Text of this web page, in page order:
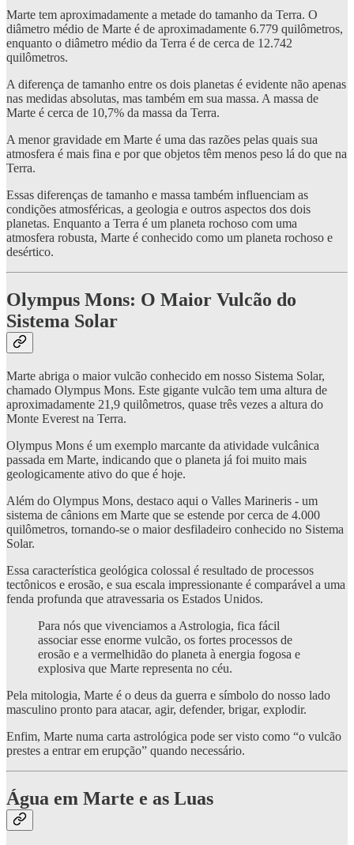
Marte tem aproximadamente a metade do tamanho da Terra. O
diâmetro médio de Marte é de aproximadamente 6.779 quilômetros,
enquanto o diâmetro médio da Terra é de cerca de 12.742
quilômetros.
A diferença de tamanho entre os dois planetas é evidente não apenas
nas medidas absolutas, mas também em sua massa. A massa de
Marte é cerca de 10,7% da massa da Terra.
A menor gravidade em Marte é uma das razões pelas quais sua
atmosfera é mais fina e por que objetos têm menos peso lá do que na
Terra.
Essas diferenças de tamanho e massa também influenciam as
condições atmosféricas, a geologia e outros aspectos dos dois
planetas. Enquanto a Terra é um planeta rochoso com uma
atmosfera robusta, Marte é conhecido como um planeta rochoso e
desértico.
Olympus Mons: O Maior Vulcão do
Sistema Solar
Marte abriga o maior vulcão conhecido em nosso Sistema Solar,
chamado Olympus Mons. Este gigante vulcão tem uma altura de
aproximadamente 21,9 quilômetros, quase três vezes a altura do
Monte Everest na Terra.
Olympus Mons é um exemplo marcante da atividade vulcânica
passada em Marte, indicando que o planeta já foi muito mais
geologicamente ativo do que é hoje.
Além do Olympus Mons, destaco aqui o Valles Marineris - um
sistema de cânions em Marte que se estende por cerca de 4.000
quilômetros, tornando-se o maior desfiladeiro conhecido no Sistema
Solar.
Essa característica geológica colossal é resultado de processos
tectônicos e erosão, e sua escala impressionante é comparável a uma
fenda profunda que atravessaria os Estados Unidos.
Para nós que vivenciamos a Astrologia, fica fácil
associar esse enorme vulcão, os fortes processos de
erosão e a vermelhidão do planeta à energia fogosa e
explosiva que Marte representa no céu.
Pela mitologia, Marte é o deus da guerra e símbolo do nosso lado
masculino pronto para atacar, agir, defender, brigar, explodir.
Enfim, Marte numa carta astrológica pode ser visto como “o vulcão
prestes a entrar em erupção” quando necessário.
Água em Marte e as Luas